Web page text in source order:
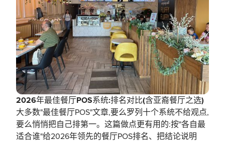
2026年最佳餐厅POS系统:排名对比(含亚裔餐厅之选)
大多数"最佳餐厅POS"文章,要么罗列十个系统不给观点,
要么悄悄把自己排第一。这篇做点更有用的:按"各自最
适合谁"给2026年领先的餐厅POS排名、把结论说明